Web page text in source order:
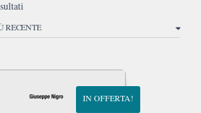
base
IN OFFERTA!